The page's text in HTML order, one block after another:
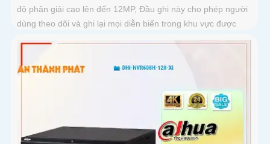
độ phân giải cao lên đến 12MP, Đầu ghi này cho phép người
dùng theo dõi và ghi lại mọi diễn biến trong khu vực được
giám sát